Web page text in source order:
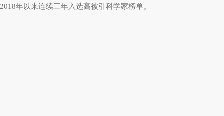
2018年以来连续三年入选高被引科学家榜单。